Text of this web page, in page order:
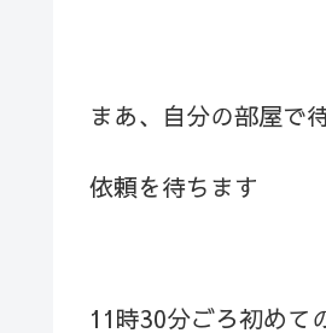
まあ、自分の部屋で
依頼を待ちます
11時30分ごろ初めて